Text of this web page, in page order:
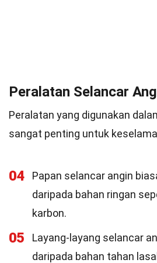
Peralatan Selancar
Peralatan yang digunakan
sangat penting untuk
04
Papan selancar angin
daripada bahan ringan
karbon.
05
Layang-layang selancar
daripada bahan tahan